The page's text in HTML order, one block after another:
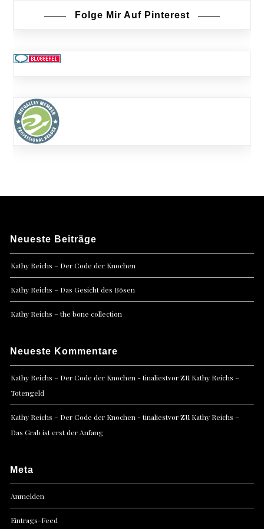
Folge Mir Auf Pinterest
Neueste Beiträge
Kathy Reichs – Der Code der Knochen
Kathy Reichs – Das Gesicht des Bösen
Kathy Reichs – the bone collection
Neueste Kommentare
Kathy Reichs – Der Code der Knochen - tinaliestvorzu Kathy Reichs –
Totengeld
Kathy Reichs – Der Code der Knochen - tinaliestvorzu Kathy Reichs –
Das Grab ist erst der Anfang
Meta
Anmelden
Eintrags-Feed